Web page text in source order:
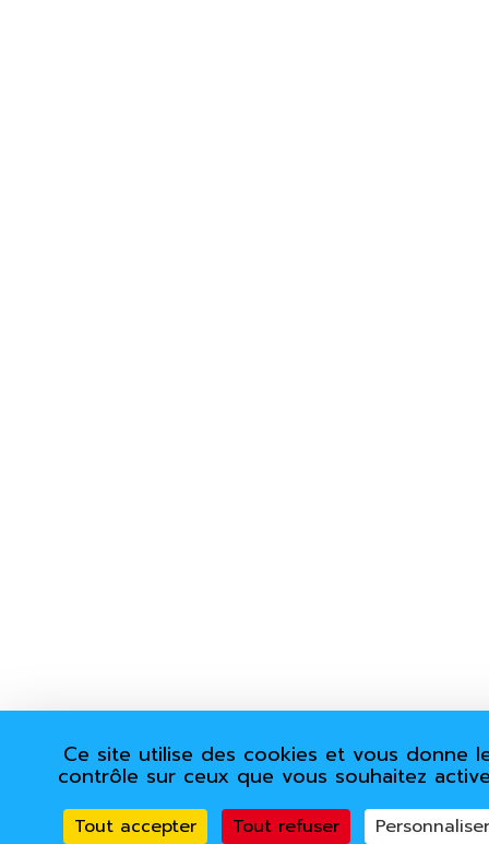
Ce site utilise des cookies et vous donne
contrôle sur ceux que vous souhaitez
Tout accepter Tout refuser Personnaliser